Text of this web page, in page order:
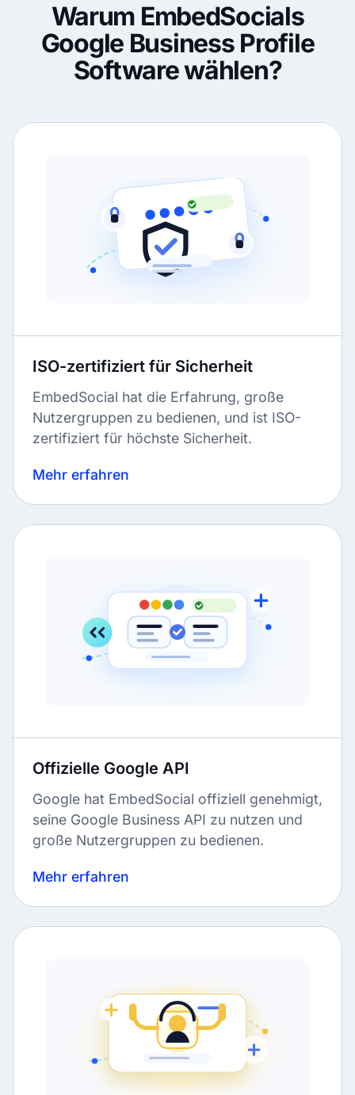
Warum EmbedSocials
Google Business Profile
Software wählen?
ISO-zertifiziert für Sicherheit
EmbedSocial hat die Erfahrung, große
Nutzergruppen zu bedienen, und ist ISO-
zertifiziert für höchste Sicherheit.
Mehr erfahren
Offizielle Google API
Google hat EmbedSocial offiziell genehmigt,
seine Google Business API zu nutzen und
große Nutzergruppen zu bedienen.
Mehr erfahren